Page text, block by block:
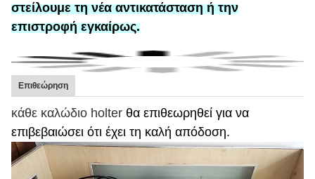
στείλουμε τη νέα αντικατάσταση ή την
επιστροφή εγκαίρως.
Επιθεώρηση
κάθε καλώδιο holter θα επιθεωρηθεί για να
επιβεβαιώσει ότι έχει τη καλή απόδοση.